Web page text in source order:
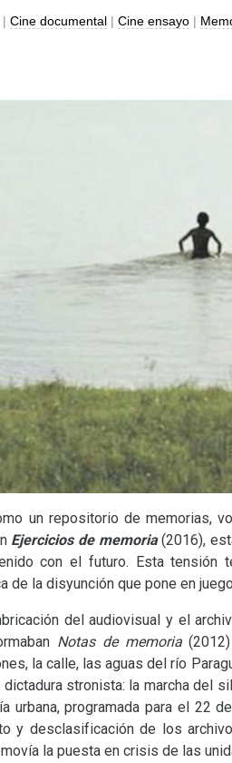
| Cine documental| Cine ensayo|
un repositorio de memorias,
Ejercicios de memoria(2016),
con el futuro. Esta tensión
de la disyunción que pone en
del audiovisual y el
Notas de memoria(2012)
la calle, las aguas del río
stronista: la marcha del
urbana, programada para el 22
y desclasificación de los
la puesta en crisis de las